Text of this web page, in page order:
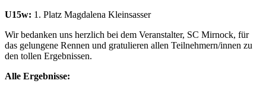
U15w: 1. Platz Magdalena Kleinsasser
Wir bedanken uns herzlich bei dem Veranstalter, SC Mirnock, für
das gelungene Rennen und gratulieren allen Teilnehmern/innen zu
den tollen Ergebnissen.
Alle Ergebnisse: